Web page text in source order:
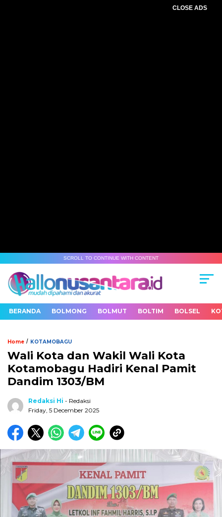
CLOSE ADS
SCROLL TO CONTINUE WITH CONTENT
BERANDA BOLMONG BOLMUT BOLTIM BOLSEL
Home / KOTAMOBAGU
Wali Kota dan Wakil Wali Kota
Kotamobagu Hadiri Kenal Pamit
Dandim 1303/BM
Redaksi Hi - Redaksi
Friday, 5 December 2025